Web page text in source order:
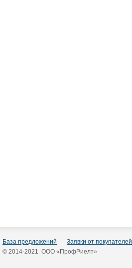
База предложений Заявки от покупателей
© 2014-2021 ООО «ПрофРиелт»